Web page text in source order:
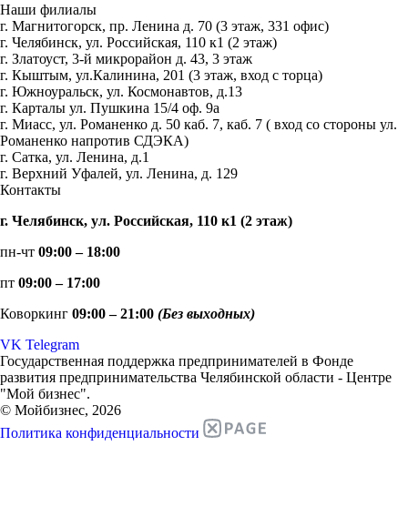
Наши филиалы
г. Магнитогорск, пр. Ленина д. 70 (3 этаж, 331 офис)
г. Челябинск, ул. Российская, 110 к1 (2 этаж)
г. Златоуст, 3-й микрорайон д. 43, 3 этаж
г. Кыштым, ул.Калинина, 201 (3 этаж, вход с торца)
г. Южноуральск, ул. Космонавтов, д.13
г. Карталы ул. Пушкина 15/4 оф. 9а
г. Миасс, ул. Романенко д. 50 каб. 7, каб. 7 ( вход со стороны ул.
Романенко напротив СДЭКА)
г. Сатка, ул. Ленина, д.1
г. Верхний Уфалей, ул. Ленина, д. 129
Контакты
г. Челябинск, ул. Российская, 110 к1 (2 этаж)
пн-чт 09:00 – 18:00
пт 09:00 – 17:00
Коворкинг 09:00 – 21:00 (Без выходных)
VK Telegram
Государственная поддержка предпринимателей в Фонде
развития предпринимательства Челябинской области - Центре
"Мой бизнес".
© Мойбизнес, 2026
Политика конфиденциальности